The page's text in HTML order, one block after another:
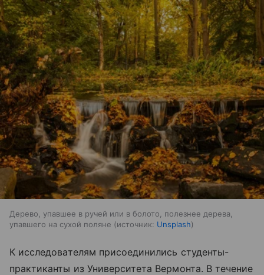
Дерево, упавшее в ручей или в болото, полезнее дерева,
упавшего на сухой поляне
источник: Unsplash
К исследователям присоединились студенты-
практиканты из Университета Вермонта. В течение